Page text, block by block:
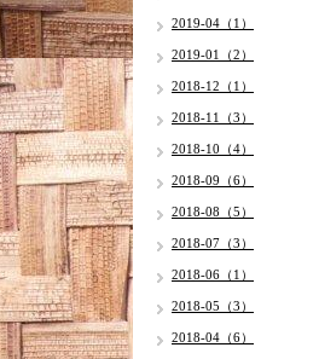
2019-04（1）
2019-01（2）
2018-12（1）
2018-11（3）
2018-10（4）
2018-09（6）
2018-08（5）
2018-07（3）
2018-06（1）
2018-05（3）
2018-04（6）